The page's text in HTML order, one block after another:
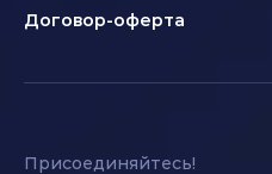
Договор-оферта
Присоединяйтесь!